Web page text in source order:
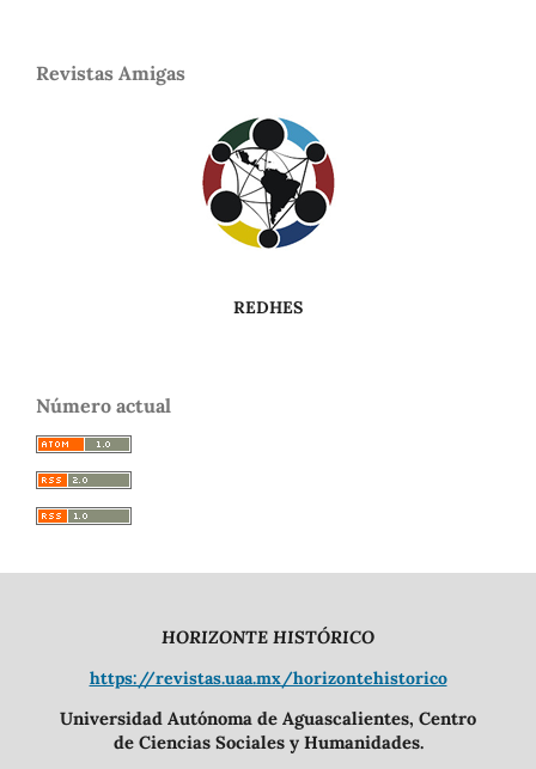
Revistas Amigas
REDHES
Número actual
HORIZONTE HISTÓRICO
https://revistas.uaa.mx/horizontehistorico
Universidad Autónoma de Aguascalientes, Centro
de Ciencias Sociales y Humanidades.